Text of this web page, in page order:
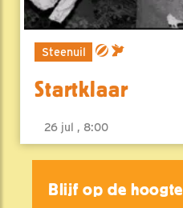
Steenuil
Startklaar
26 jul , 8:00
Blijf op de hoogte